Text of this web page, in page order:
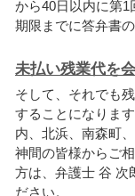
から40日以内に第1
期限までに答弁書
未払い残業代を
そして、それでも
することになりま
内、北浜、南森町
神間の皆様からご
方は、弁護士 谷 次
ださい。